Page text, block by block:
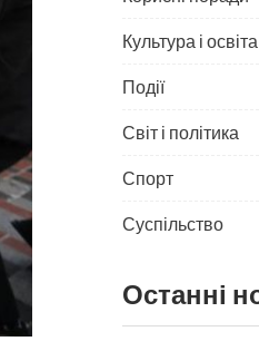
Культура і освіта
Події
Світ і політика
Спорт
Суспільство
Останні